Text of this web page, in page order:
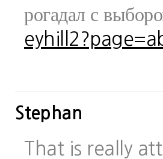
рогадал с
Stephan
That is really